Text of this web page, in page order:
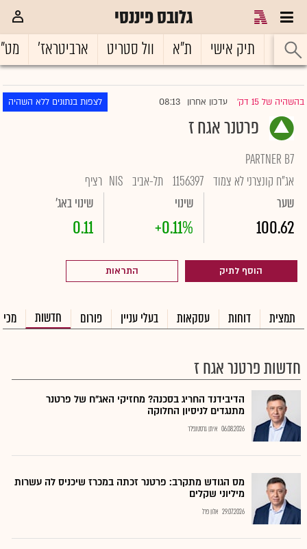
גלובס פיננסי
ראשי תיק אישי ת"א וול סטריט ארביטראז'
בהשהיה של 15 דק' |עדכון אחרון 08:13 לצפות בנתונים ללא השהיה
פרטנר אגח ז
PARTNER B7
אג"ח קונצרני לא צמוד 1156397 תל-אביב NIS רציף
שער
100.62
שינוי
+0.11%
שינוי באג'
0.11
הוסף לתיק התראות
תמצית דוחות עסקאות בעלי עניין פורום חדשות
חדשות פרטנר אגח ז
הדיבידנד החריג בסכנה? מחזיקי האג"ח של פרטנר
מתנגדים לניסיון החלוקה
06.08.2026 איתן גרסטנפלד
מס הגודש מתקרב: פרטנר זכתה במכרז שיכניס לה עשרות
מיליוני שקלים
29.07.2026 אלון פרל